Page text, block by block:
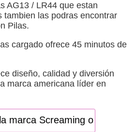
AG13 / LR44 que estan
tambien las podras encontrar
Pilas.
cargado ofrece 45 minutos de
diseño, calidad y diversión
marca americana líder en
marca Screaming o